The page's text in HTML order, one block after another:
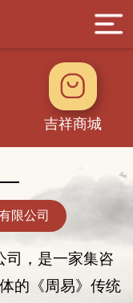
吉祥商城
限公司
司，是一家集咨
的 《周易》 传统